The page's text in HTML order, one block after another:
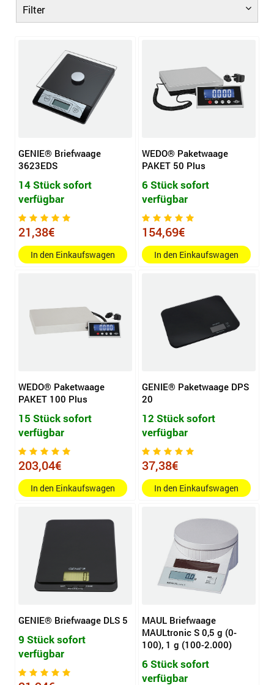
Filter
GENIE® Briefwaage
3623EDS
14 Stück sofort
verfügbar
21,38€
In den Einkaufswagen
WEDO® Paketwaage
PAKET 50 Plus
6 Stück sofort
verfügbar
154,69€
In den Einkaufswagen
WEDO® Paketwaage
PAKET 100 Plus
15 Stück sofort
verfügbar
203,04€
In den Einkaufswagen
GENIE® Paketwaage DPS
20
12 Stück sofort
verfügbar
37,38€
In den Einkaufswagen
GENIE® Briefwaage DLS 5
9 Stück sofort
verfügbar
MAUL Briefwaage
MAULtronic S 0,5 g (0-
100), 1 g (100-2.000)
6 Stück sofort
verfügbar